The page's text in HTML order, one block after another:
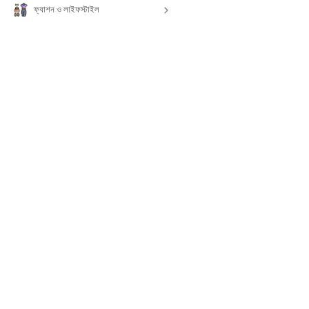
ফ্যাশন ও লাইফস্টাইল